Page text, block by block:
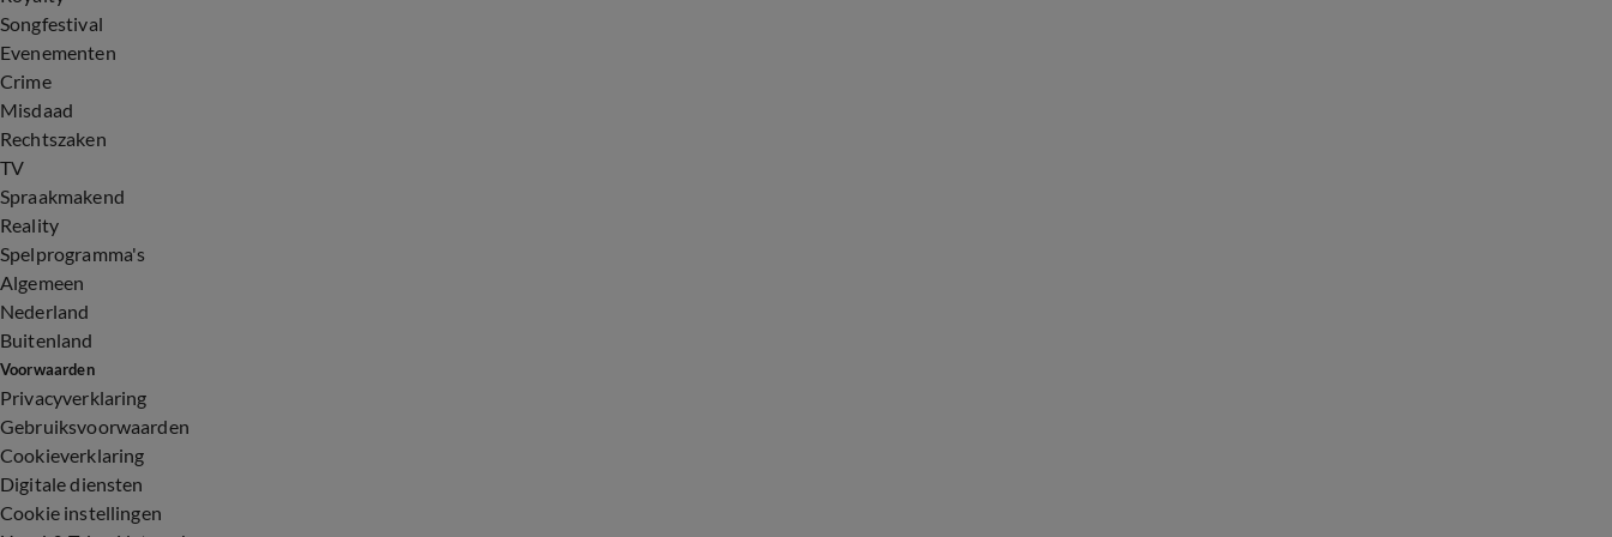
Songfestival
Evenementen
Crime
Misdaad
Rechtszaken
TV
Spraakmakend
Reality
Spelprogramma's
Algemeen
Nederland
Buitenland
Voorwaarden
Privacyverklaring
Gebruiksvoorwaarden
Cookieverklaring
Digitale diensten
Cookie instellingen